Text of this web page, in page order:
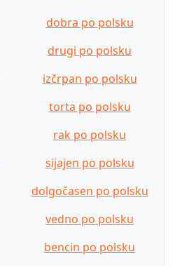
dobra po polsku
drugi po polsku
izčrpan po polsku
torta po polsku
rak po polsku
sijajen po polsku
dolgočasen po polsku
vedno po polsku
bencin po polsku